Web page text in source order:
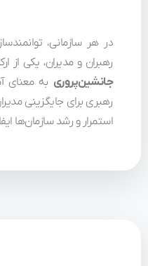
در هر سازمانی،
رهبران و مدیران، یکی از
جانشین‌پروری به معنای
رهبری برای جایگزینی
استمرار و رشد سازمان‌ها